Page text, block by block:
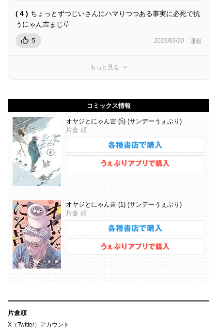
( 4 ) ちょっとずつじいさんにハマりつつある事実に必死で抗
うにゃん吉まじ草
5 2023/03/20 通報
もっと見る
コミックス情報
オヤジとにゃん吉 (5) (サンデーうぇぶり)
片倉 頼
オヤジとにゃん吉 (1) (サンデーうぇぶり)
片倉 頼
片倉頼
X（Twitter）アカウント